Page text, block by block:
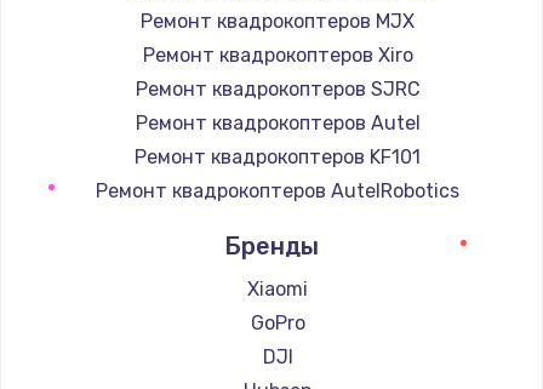
Ремонт квадрокоптеров MJX
Ремонт квадрокоптеров Xiro
Ремонт квадрокоптеров SJRC
Ремонт квадрокоптеров Autel
Ремонт квадрокоптеров KF101
Ремонт квадрокоптеров AutelRobotics
Бренды
Xiaomi
GoPro
DJI